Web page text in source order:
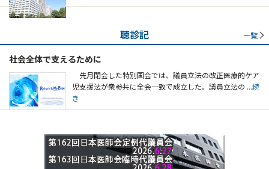
聴診記 一覧
社会全体で支えるために
先月閉会した特別国会では、議員立法の改正医療的ケア
児支援法が衆参共に全会一致で成立した。議員立法の ...続
き